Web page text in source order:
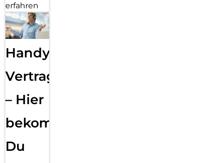
erfahren
Handy
Vertragsabwicklung
– Hier
bekommst
Du